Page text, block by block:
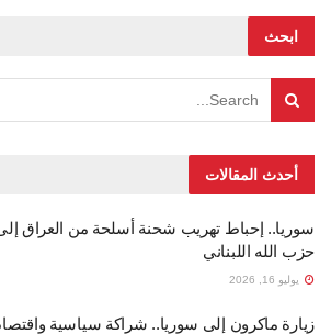
ابحث
أحدث المقالات
سوريا.. إحباط تهريب شحنة أسلحة من العراق
حزب الله اللبناني
يوليو 16, 2026
زيارة ماكرون إلى سوريا.. شراكة سياسية